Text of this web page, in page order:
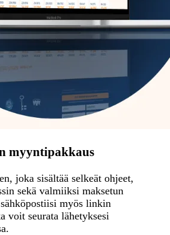
myyntipakkaus
joka sisältää selkeät ohjeet,
sekä valmiiksi maksetun
myös linkin
voit seurata lähetyksesi